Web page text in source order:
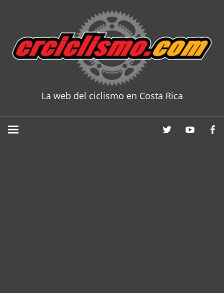
content
La web del ciclismo en Costa Rica